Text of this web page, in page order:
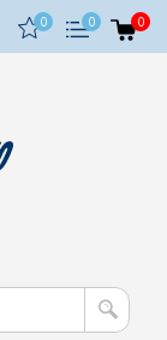
0 0 0